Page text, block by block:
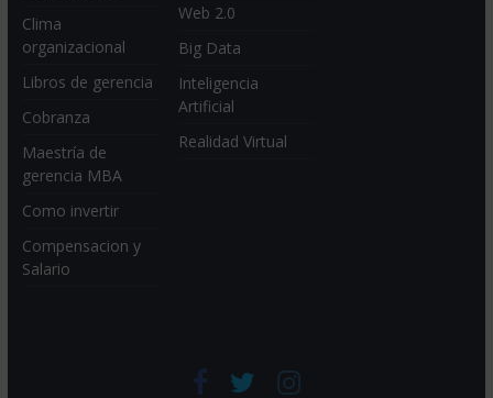
Clima
organizacional
Libros de gerencia
Cobranza
Maestría de
gerencia MBA
Como invertir
Compensacion y
Salario
Web 2.0
Big Data
Inteligencia
Artificial
Realidad Virtual